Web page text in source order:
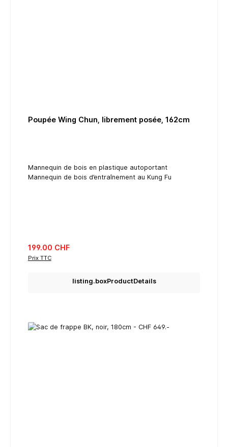
Poupée Wing Chun, librement posée, 162cm
Mannequin de bois en plastique autoportant
Mannequin de bois d’entraînement au Kung Fu
listing.regularPriceLabel
199.00 CHF
Prix TTC
listing.boxProductDetails